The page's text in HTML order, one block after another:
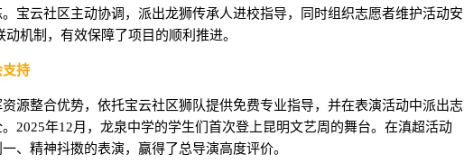
宝云社区主动协调，派出龙狮传承人进校指导，同时组织志愿者维护活动安
机制，有效保障了项目的顺利推进。
支持
源整合优势，依托宝云社区狮队提供免费专业指导，并在表演活动中派出志
2025年12月，龙泉中学的学生们首次登上昆明文艺周的舞台。在滇超活动
、精神抖擞的表演，赢得了总导演高度评价。